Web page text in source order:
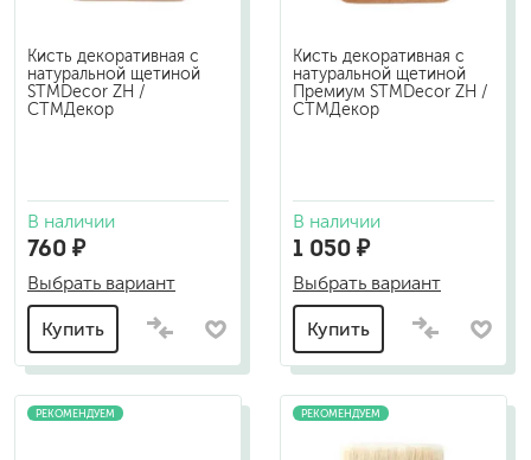
Кисть декоративная с
натуральной щетиной
STMDecor ZH /
СТМДекор
В наличии
760 ₽
Выбрать вариант
Купить
Кисть декоративная с
натуральной щетиной
Премиум STMDecor ZH /
СТМДекор
В наличии
1 050 ₽
Выбрать вариант
Купить
РЕКОМЕНДУЕМ РЕКОМЕНДУЕМ